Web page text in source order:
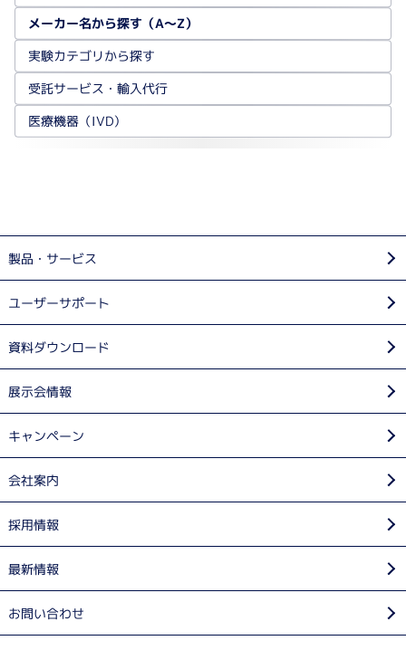
メーカー名から探す（A～Z）
実験カテゴリから探す
受託サービス・輸入代行
医療機器（IVD）
製品・サービス
ユーザーサポート
資料ダウンロード
展示会情報
キャンペーン
会社案内
採用情報
最新情報
お問い合わせ